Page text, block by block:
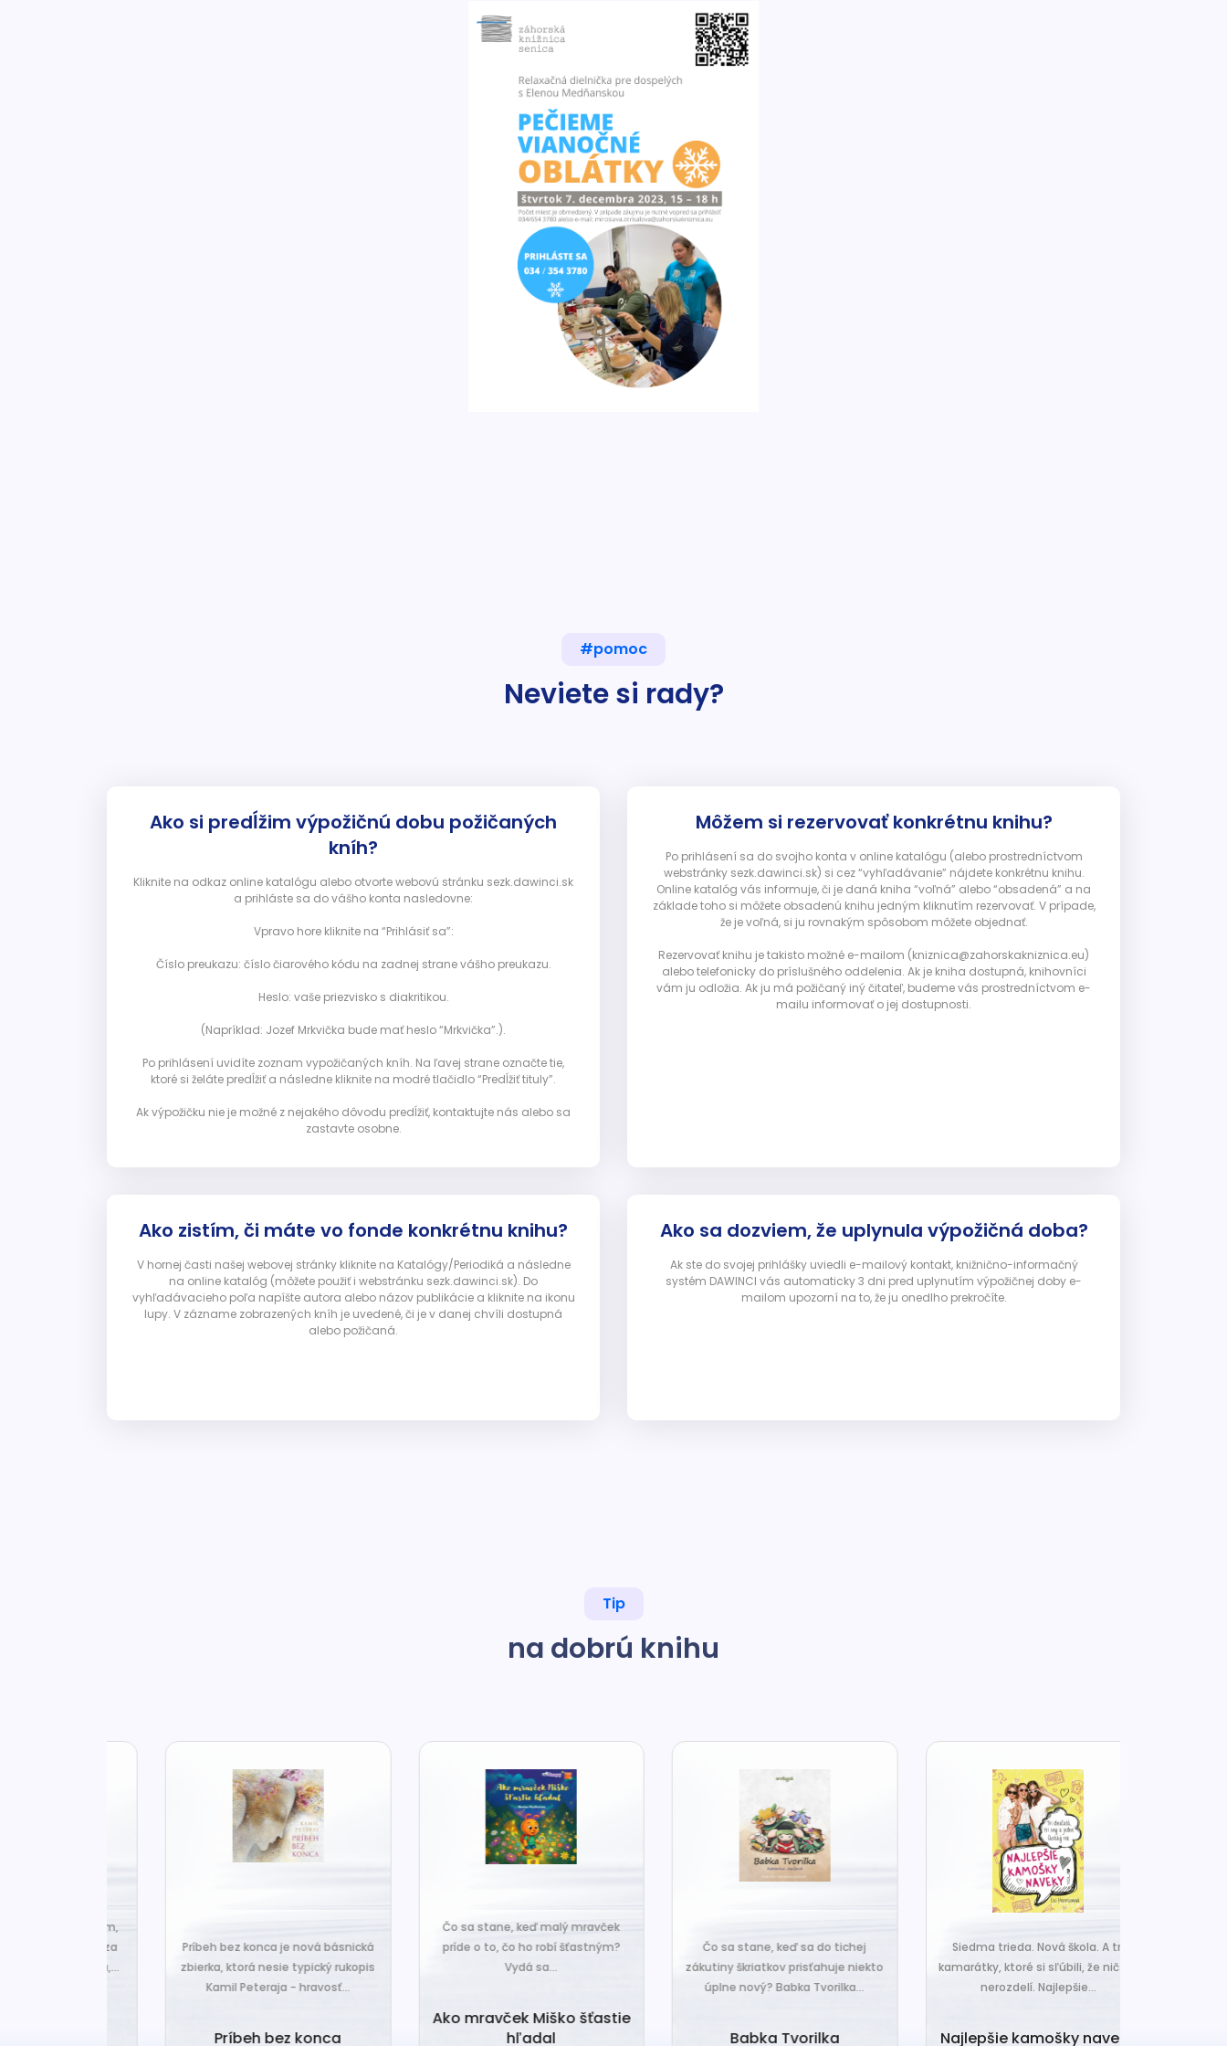
#pomoc
Neviete si rady?
Ako si predĺžim výpožičnú dobu požičaných
kníh?
Kliknite na odkaz online katalógu alebo otvorte webovú stránku sezk.dawinci.sk
a prihláste sa do vášho konta nasledovne:
Vpravo hore kliknite na “Prihlásiť sa”:
Číslo preukazu: číslo čiarového kódu na zadnej strane vášho preukazu.
Heslo: vaše priezvisko s diakritikou.
(Napríklad: Jozef Mrkvička bude mať heslo “Mrkvička”.).
Po prihlásení uvidíte zoznam vypožičaných kníh. Na ľavej strane označte tie,
ktoré si želáte predĺžiť a následne kliknite na modré tlačidlo “Predĺžiť tituly”.
Ak výpožičku nie je možné z nejakého dôvodu predĺžiť, kontaktujte nás alebo sa
zastavte osobne.
Môžem si rezervovať konkrétnu knihu?
Po prihlásení sa do svojho konta v online katalógu (alebo prostredníctvom
webstránky sezk.dawinci.sk) si cez “vyhľadávanie” nájdete konkrétnu knihu.
Online katalóg vás informuje, či je daná kniha “voľná” alebo “obsadená” a na
základe toho si môžete obsadenú knihu jedným kliknutím rezervovať. V prípade,
že je voľná, si ju rovnakým spôsobom môžete objednať.
Rezervovať knihu je takisto možné e-mailom (kniznica@zahorskakniznica.eu)
alebo telefonicky do príslušného oddelenia. Ak je kniha dostupná, knihovníci
vám ju odložia. Ak ju má požičaný iný čitateľ, budeme vás prostredníctvom e-
mailu informovať o jej dostupnosti.
Ako zistím, či máte vo fonde konkrétnu knihu?
V hornej časti našej webovej stránky kliknite na Katalógy/Periodiká a následne
na online katalóg (môžete použiť i webstránku sezk.dawinci.sk). Do
vyhľadávacieho poľa napíšte autora alebo názov publikácie a kliknite na ikonu
lupy. V zázname zobrazených kníh je uvedené, či je v danej chvíli dostupná
alebo požičaná.
Ako sa dozviem, že uplynula výpožičná doba?
Ak ste do svojej prihlášky uviedli e-mailový kontakt, knižnično-informačný
systém DAWINCI vás automaticky 3 dni pred uplynutím výpožičnej doby e-
mailom upozorní na to, že ju onedlho prekročíte.
Tip
na dobrú knihu
Príbeh bez konca je nová básnická
zbierka, ktorá nesie typický rukopis
Kamil Peteraja - hravosť...
Príbeh bez konca
Čo sa stane, keď malý mravček
príde o to, čo ho robí šťastným?
Vydá sa...
Ako mravček Miško šťastie
hľadal
Čo sa stane, keď sa do tichej
zákutiny škriatkov prisťahuje niekto
úplne nový? Babka Tvorilka...
Babka Tvorilka
Siedma trieda. Nová škola. A tri
kamarátky, ktoré si sľúbili, že nič ich
nerozdelí. Najlepšie...
Najlepšie kamošky naveky